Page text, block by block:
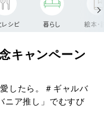
レシピ 暮らし 絵本・
キャンペーン
したら。＃ギャルバ
ニア推し」でむすび